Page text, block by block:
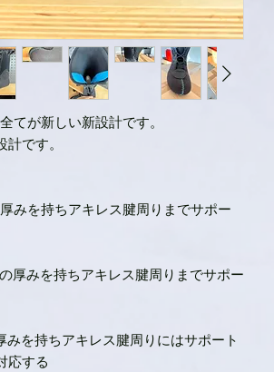
てが新しい新設計です。
です。
みを持ちアキレス腱周りまでサポー
厚みを持ちアキレス腱周りまでサポー
を持ちアキレス腱周りにはサポート
応する